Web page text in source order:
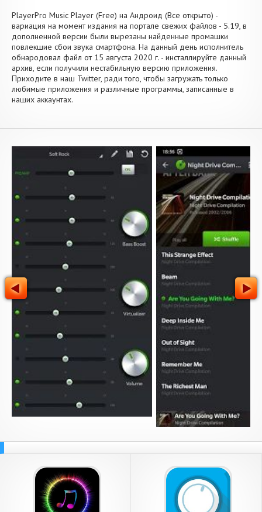
PlayerPro Music Player (Free) на Андроид (Все открыто) -
вариация на момент издания на портале свежих файлов - 5.19, в
дополненной версии были вырезаны найденные промашки
повлекшие сбои звука смартфона. На данный день исполнитель
обнародовал файл от 15 августа 2020 г. - инсталлируйте данный
архив, если получили нестабильную версию приложения.
Приходите в наш Twitter, ради того, чтобы загружать только
любимые приложения и различные программы, записанные в
наших аккаунтах.